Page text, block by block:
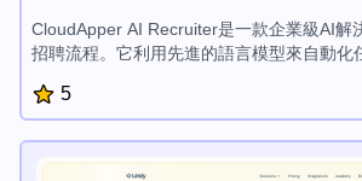
CloudApper AI Recruiter是一款企業級AI解
招聘流程。它利用先進的語言模型來自動化
數據隱私和與現有HR系統的無縫集成。
5